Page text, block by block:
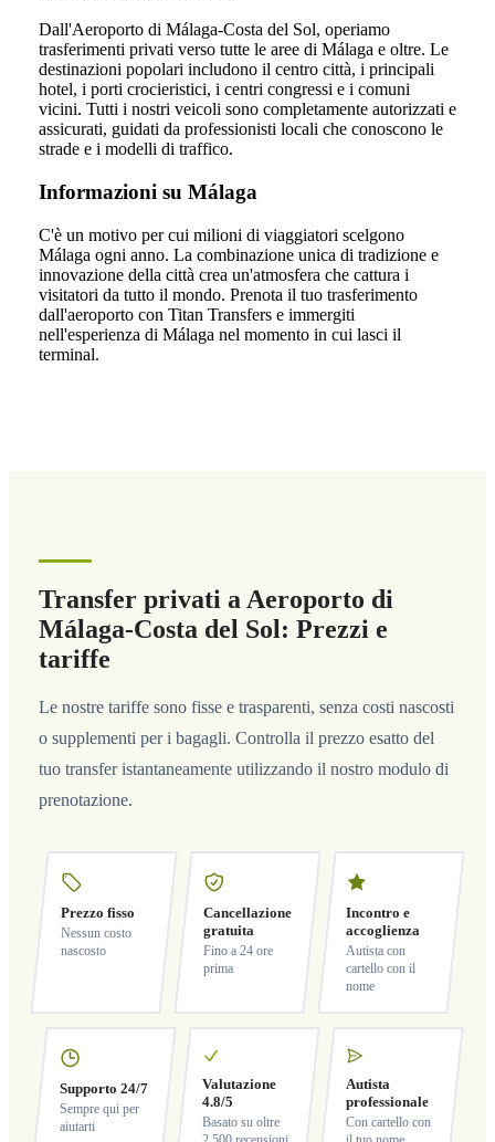
Dall'Aeroporto di Málaga-Costa del Sol, operiamo
trasferimenti privati verso tutte le aree di Málaga e oltre. Le
destinazioni popolari includono il centro città, i principali
hotel, i porti crocieristici, i centri congressi e i comuni
vicini. Tutti i nostri veicoli sono completamente autorizzati e
assicurati, guidati da professionisti locali che conoscono le
strade e i modelli di traffico.
Informazioni su Málaga
C'è un motivo per cui milioni di viaggiatori scelgono
Málaga ogni anno. La combinazione unica di tradizione e
innovazione della città crea un'atmosfera che cattura i
visitatori da tutto il mondo. Prenota il tuo trasferimento
dall'aeroporto con Titan Transfers e immergiti
nell'esperienza di Málaga nel momento in cui lasci il
terminal.
Transfer privati a Aeroporto di
Málaga-Costa del Sol: Prezzi e
tariffe
Le nostre tariffe sono fisse e trasparenti, senza costi nascosti
o supplementi per i bagagli. Controlla il prezzo esatto del
tuo transfer istantaneamente utilizzando il nostro modulo di
prenotazione.
Prezzo fisso
Nessun costo
nascosto
Cancellazione
gratuita
Fino a 24 ore
prima
Incontro e
accoglienza
Autista con
cartello con il
nome
Supporto 24/7
Sempre qui per
aiutarti
Valutazione
4.8/5
Basato su oltre
Autista
professionale
Con cartello con